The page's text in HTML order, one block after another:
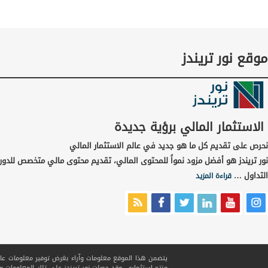
موقع نور تريندز
الاستثمار المالي برؤية جديدة
نحرص على تقديم كل ما هو جديد في عالم الاستثمار المالي
نور تريندز هو أفضل مزود نمواً للمحتوى المالي، تقديم محتوى مالي متخصص
التداول … قراءة المزيد
يتضمن هذا الموقع معلومات وآراء بغرض توفير معلومات